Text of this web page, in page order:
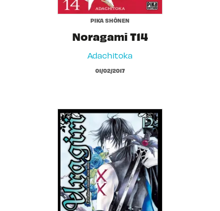
PIKA SHÔNEN
Noragami T14
Adachitoka
01/02/2017